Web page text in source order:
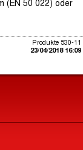
(EN 50 022) oder
Produkte 530-11
23/04/2018 16:09